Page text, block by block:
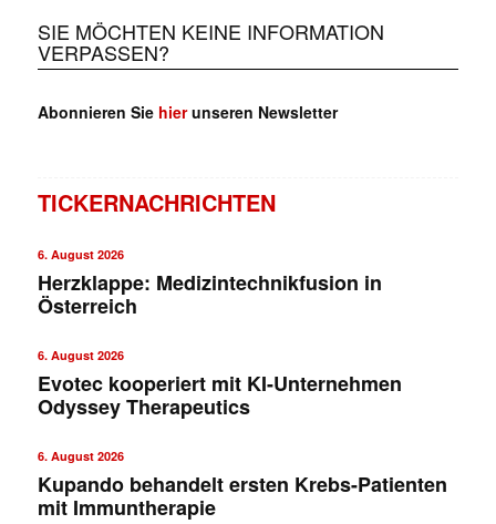
SIE MÖCHTEN KEINE INFORMATION
VERPASSEN?
Abonnieren Sie hierunseren Newsletter
TICKERNACHRICHTEN
6. August 2026
Herzklappe: Medizintechnikfusion in
Österreich
6. August 2026
Evotec kooperiert mit KI-Unternehmen
Odyssey Therapeutics
6. August 2026
Kupando behandelt ersten Krebs-Patienten
mit Immuntherapie